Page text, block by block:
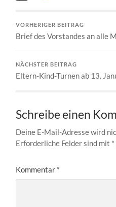
VORHERIGER BEITRAG
Brief des Vorstandes an alle
NÄCHSTER BEITRAG
Eltern-Kind-Turnen ab 13.
Schreibe einen
Deine E-Mail-Adresse wird
Erforderliche Felder sind mit *
Kommentar *